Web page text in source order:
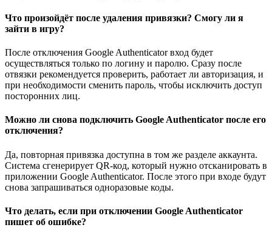
Что произойдёт после удаления привязки? Смогу ли я
зайти в игру?
После отключения Google Authenticator вход будет
осуществляться только по логину и паролю. Сразу после
отвязки рекомендуется проверить, работает ли авторизация, и
при необходимости сменить пароль, чтобы исключить доступ
посторонних лиц.
Можно ли снова подключить Google Authenticator после его
отключения?
Да, повторная привязка доступна в том же разделе аккаунта.
Система сгенерирует QR-код, который нужно отсканировать в
приложении Google Authenticator. После этого при входе будут
снова запрашиваться одноразовые коды.
Что делать, если при отключении Google Authenticator
пишет об ошибке?